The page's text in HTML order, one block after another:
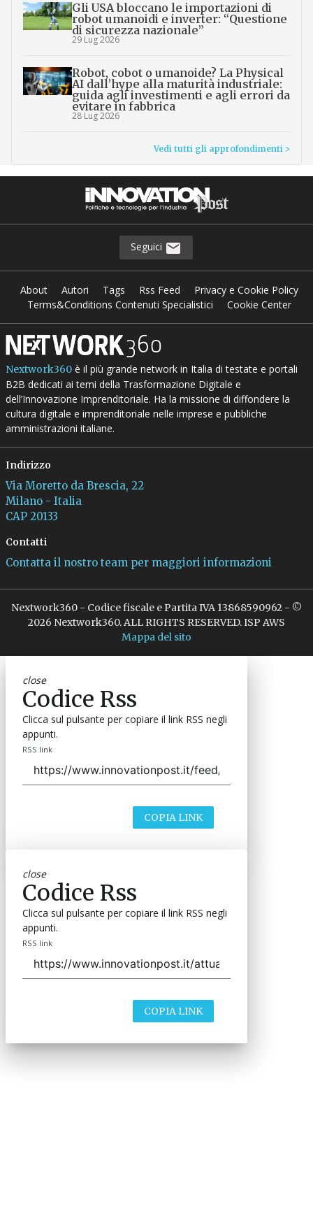
Gli USA bloccano le importazioni di
robot umanoidi e inverter: “Questione
di sicurezza nazionale”
29 Lug 2026
Robot, cobot o umanoide? La Physical
AI dall’hype alla maturità industriale:
guida agli investimenti e agli errori da
evitare in fabbrica
28 Lug 2026
Vedi tutti gli approfondimenti >
Seguici
About Autori Tags Rss Feed
Privacy e Cookie Policy
Terms&Conditions Contenuti Specialistici
Cookie Center
Nextwork360è il più grande network in Italia di testate e portali
B2B dedicati ai temi della Trasformazione Digitale e
dell’Innovazione Imprenditoriale. Ha la missione di diffondere la
cultura digitale e imprenditoriale nelle imprese e pubbliche
amministrazioni italiane.
Indirizzo
Via Moretto da Brescia, 22
Milano - Italia
CAP 20133
Contatti
Contatta il nostro team per maggiori informazioni
Nextwork360 - Codice fiscale e Partita IVA 13868590962 - ©
2026 Nextwork360. ALL RIGHTS RESERVED. ISP AWS
Mappa del sito
close
Codice Rss
Clicca sul pulsante per copiare il link RSS negli
appunti.
RSS link
COPIA LINK
close
Codice Rss
Clicca sul pulsante per copiare il link RSS negli
appunti.
RSS link
COPIA LINK